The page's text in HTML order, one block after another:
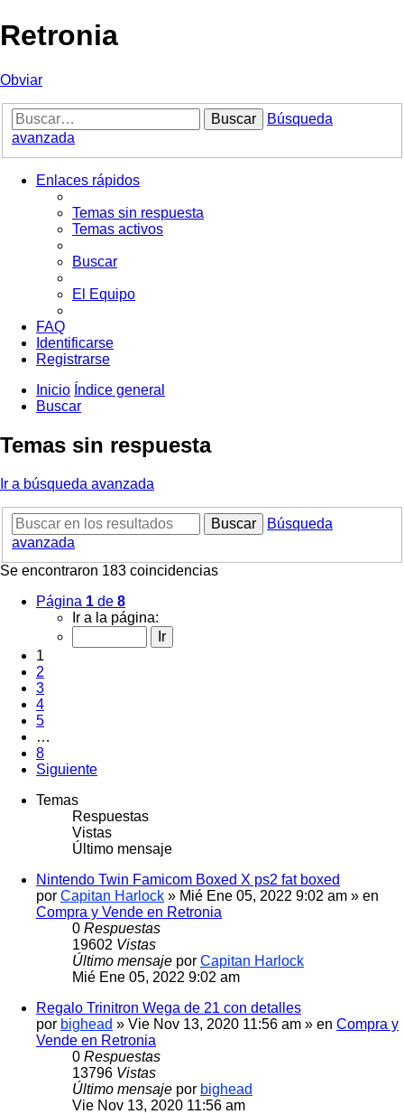
Retronia
Obviar
Buscar
Búsqueda
avanzada
Enlaces rápidos
Temas sin respuesta
Temas activos
Buscar
El Equipo
FAQ
Identificarse
Registrarse
Inicio Índice general
Buscar
Temas sin respuesta
Ir a búsqueda avanzada
Buscar
Búsqueda
avanzada
Se encontraron 183 coincidencias
Página 1 de 8
Ir a la página:
1
2
3
4
5
…
8
Siguiente
Temas
Respuestas
Vistas
Último mensaje
Nintendo Twin Famicom Boxed X ps2 fat boxed
por Capitan Harlock » Mié Ene 05, 2022 9:02 am » en
Compra y Vende en Retronia
0 Respuestas
19602 Vistas
Último mensaje por Capitan Harlock
Mié Ene 05, 2022 9:02 am
Regalo Trinitron Wega de 21 con detalles
por bighead » Vie Nov 13, 2020 11:56 am » en Compra y
Vende en Retronia
0 Respuestas
13796 Vistas
Último mensaje por bighead
Vie Nov 13, 2020 11:56 am